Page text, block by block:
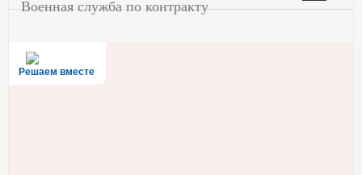
Военная служба по контракту
Решаем вместе